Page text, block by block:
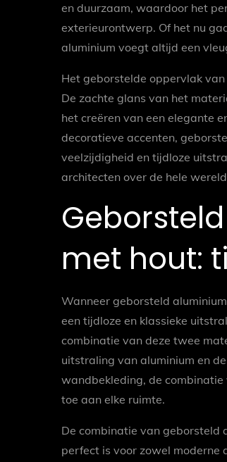
en duurzaam, waardoor het
exterieurontwerp. Of het nu
aluminium voegt altijd een
Het geborstelde oppervlak
De zachte glans van het
het creëren van een elegante
decoratieve accenten,
veelzijdigheid en tijdloze
architecten over de hele
met hout:
Wanneer geborsteld
een tijdloze en klassieke
combinatie van deze twee
uitstraling van aluminium en
wandbekleding, de
toe aan elke ruimte.
De combinatie van geborsteld
perfect is voor zowel moderne